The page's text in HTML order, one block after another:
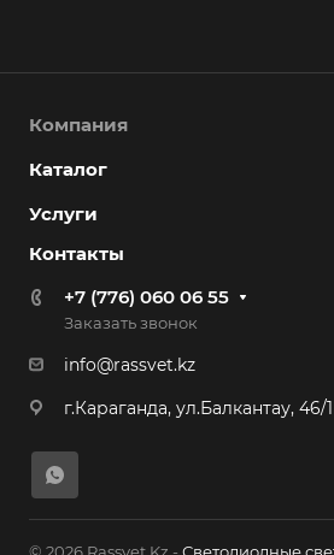
Компания
Каталог
Услуги
Контакты
+7 (776) 060 06 55
Заказать звонок
info@rassvet.kz
г.Караганда, ул.Балкантау, 46/1